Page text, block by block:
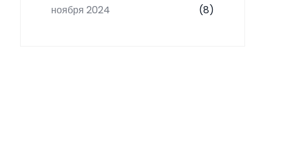
ноября 2024 (8)